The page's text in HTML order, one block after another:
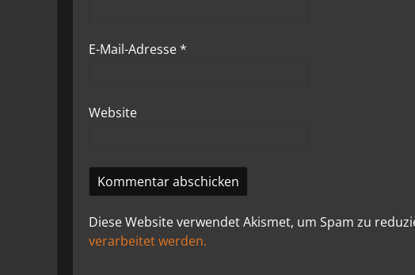
E-Mail-Adresse*
Website
Diese Website verwendet Akismet, um Spam zu
verarbeitet werden.